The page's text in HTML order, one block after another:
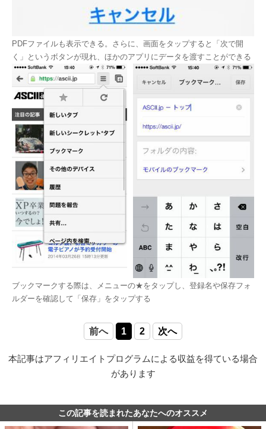
PDFファイルも表示できる。さらに、画面をタップすると「次で開
く」というボタンが現れ、ほかのアプリにデータを渡すことができる
ブックマークする際は、メニューの★をタップし、登録名や保存フォ
ルダーを確認して「保存」をタップする
前へ 1 2 次へ
本記事はアフィリエイトプログラムによる収益を得ている場合
があります
この記事を読まれたあなたへのオススメ